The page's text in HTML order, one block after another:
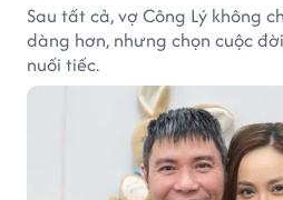
Sau tất cả, vợ Công Lý không
dàng hơn, nhưng chọn cuộc
nuối tiếc.